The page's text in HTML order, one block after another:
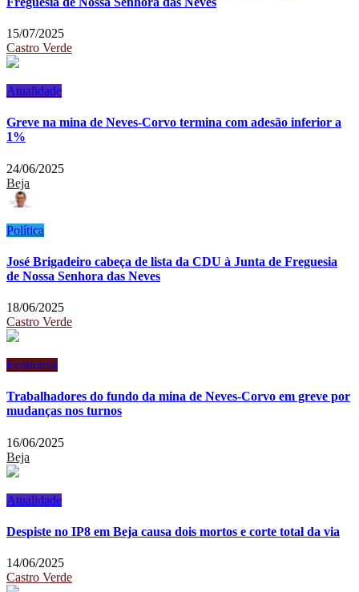
15/07/2025
Castro Verde
Atualidade
Greve na mina de Neves-Corvo termina com adesão inferior a
1%
24/06/2025
Beja
Política
José Brigadeiro cabeça de lista da CDU à Junta de Freguesia
de Nossa Senhora das Neves
18/06/2025
Castro Verde
Economia
Trabalhadores do fundo da mina de Neves-Corvo em greve por
mudanças nos turnos
16/06/2025
Beja
Atualidade
Despiste no IP8 em Beja causa dois mortos e corte total da via
14/06/2025
Castro Verde